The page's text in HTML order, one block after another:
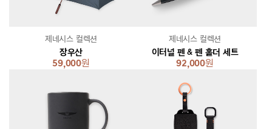
장우산
59,000원
제네시스 컬렉션
이터널 펜 & 펜 홀더 세트
92,000원
제네시스 컬렉션